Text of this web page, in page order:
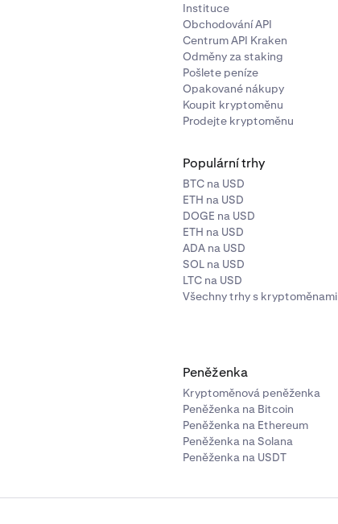
Instituce
Obchodování API
Centrum API Kraken
Odměny za staking
Pošlete peníze
Opakované nákupy
Koupit kryptoměnu
Prodejte kryptoměnu
Populární trhy
BTC na USD
ETH na USD
DOGE na USD
ETH na USD
ADA na USD
SOL na USD
LTC na USD
Všechny trhy s kryptoměnami
Peněženka
Kryptoměnová peněženka
Peněženka na Bitcoin
Peněženka na Ethereum
Peněženka na Solana
Peněženka na USDT